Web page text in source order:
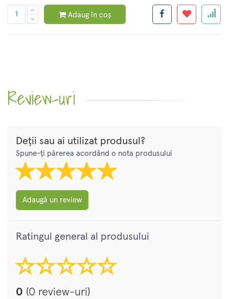
Adaug în coș
Review-uri
Deții sau ai utilizat produsul?
Spune-ți părerea acordând o nota produsului
Adaugă un review
Ratingul general al produsului
0 (0 review-uri)